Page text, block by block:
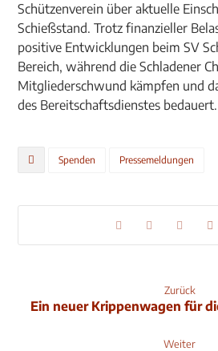
Schützenverein über aktuelle
Schießstand. Trotz finanzieller
positive Entwicklungen beim SV
Bereich, während die Schladener
Mitgliederschwund kämpfen und
des Bereitschaftsdienstes bedauert.
Spenden Pressemeldungen
Zurück
Ein neuer Krippenwagen für
Weiter